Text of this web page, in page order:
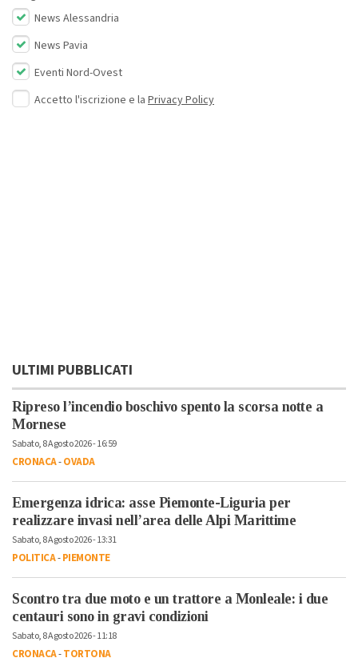
News Alessandria
News Pavia
Eventi Nord-Ovest
Accetto l'iscrizione e la Privacy Policy
ULTIMI PUBBLICATI
Ripreso l’incendio boschivo spento la scorsa notte a
Mornese
Sabato, 8 Agosto 2026 - 16:59
CRONACA-OVADA
Emergenza idrica: asse Piemonte-Liguria per
realizzare invasi nell’area delle Alpi Marittime
Sabato, 8 Agosto 2026 - 13:31
POLITICA-PIEMONTE
Scontro tra due moto e un trattore a Monleale: i due
centauri sono in gravi condizioni
Sabato, 8 Agosto 2026 - 11:18
CRONACA-TORTONA